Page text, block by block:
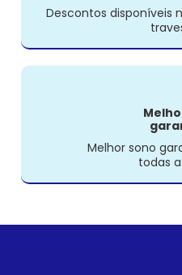
Descontos disponíveis
Melhor sono
todas